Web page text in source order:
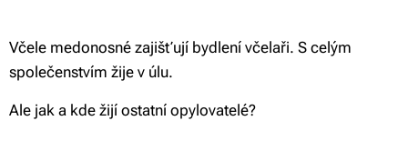
Včele medonosné zajišťují bydlení včelaři. S celým
společenstvím žije v úlu.
Ale jak a kde žijí ostatní opylovatelé?